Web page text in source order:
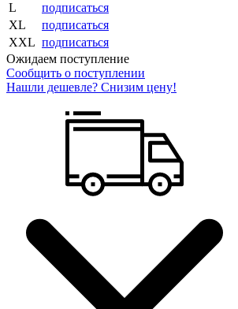
L
подписаться
XL
подписаться
XXL подписаться
Ожидаем поступление
Сообщить о поступлении
Нашли дешевле? Снизим цену!